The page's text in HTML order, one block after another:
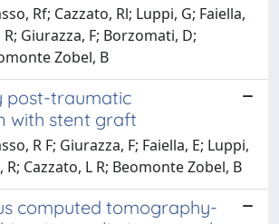
Rf; Cazzato, Rl; Luppi, G; Faiella,
R; Giurazza, F; Borzomati, D;
Zobel, B
post-traumatic
with stent graft
R F; Giurazza, F; Faiella, E; Luppi,
R; Cazzato, L R; Beomonte Zobel, B
computed tomography-